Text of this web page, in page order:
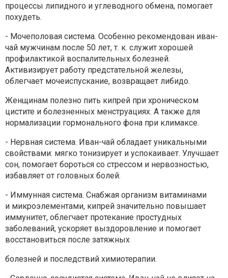
процессы липидного и углеводного обмена, помогает
похудеть.
- Мочеполовая система. Особенно рекомендован иван-
чай мужчинам после 50 лет, т. к. служит хорошей
профилактикой воспалительных болезней.
Активизирует работу предстательной железы,
облегчает мочеиспускание, возвращает либидо.
Женщинам полезно пить кипрей при хроническом
цистите и болезненных менструациях. А также для
нормализации гормонального фона при климаксе.
- Нервная система. Иван-чай обладает уникальными
свойствами: мягко тонизирует и успокаивает. Улучшает
сон, помогает бороться со стрессом и нервозностью,
избавляет от головных болей.
- Иммунная система. Снабжая организм витаминами
и микроэлементами, кипрей значительно повышает
иммунитет, облегчает протекание простудных
заболеваний, ускоряет выздоровление и помогает
восстановиться после затяжных
болезней и последствий химиотерапии.